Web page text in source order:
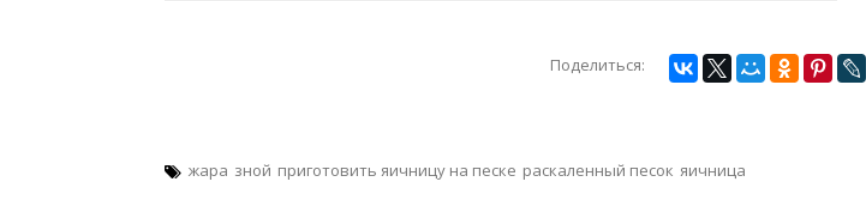
Поделиться:
жара зной приготовить яичницу на песке раскаленный песок яичница